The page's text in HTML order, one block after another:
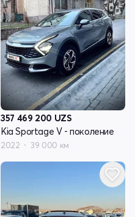
357 469 200 UZS
Kia Sportage V - поколение
2022 39 000 км